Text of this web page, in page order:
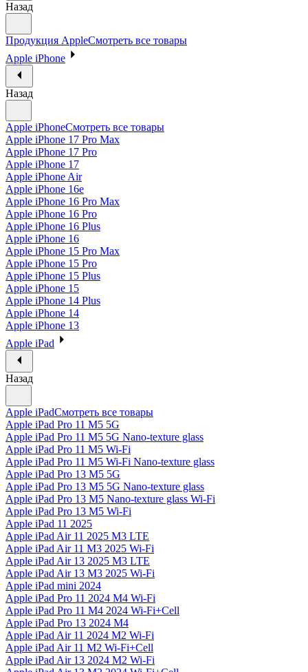
Назад
Продукция AppleСмотреть все товары
Apple iPhone
Назад
Apple iPhoneСмотреть все товары
Apple iPhone 17 Pro Max
Apple iPhone 17 Pro
Apple iPhone 17
Apple iPhone Air
Apple iPhone 16e
Apple iPhone 16 Pro Max
Apple iPhone 16 Pro
Apple iPhone 16 Plus
Apple iPhone 16
Apple iPhone 15 Pro Max
Apple iPhone 15 Pro
Apple iPhone 15 Plus
Apple iPhone 15
Apple iPhone 14 Plus
Apple iPhone 14
Apple iPhone 13
Apple iPad
Назад
Apple iPadСмотреть все товары
Apple iPad Pro 11 M5 5G
Apple iPad Pro 11 M5 5G Nano-texture glass
Apple iPad Pro 11 M5 Wi-Fi
Apple iPad Pro 11 M5 Wi-Fi Nano-texture glass
Apple iPad Pro 13 M5 5G
Apple iPad Pro 13 M5 5G Nano-texture glass
Apple iPad Pro 13 M5 Nano-texture glass Wi-Fi
Apple iPad Pro 13 M5 Wi-Fi
Apple iPad 11 2025
Apple iPad Air 11 2025 M3 LTE
Apple iPad Air 11 M3 2025 Wi-Fi
Apple iPad Air 13 2025 M3 LTE
Apple iPad Air 13 M3 2025 Wi-Fi
Apple iPad mini 2024
Apple iPad Pro 11 2024 M4 Wi-Fi
Apple iPad Pro 11 M4 2024 Wi-Fi+Cell
Apple iPad Pro 13 2024 M4
Apple iPad Air 11 2024 M2 Wi-Fi
Apple iPad Air 11 M2 Wi-Fi+Cell
Apple iPad Air 13 2024 M2 Wi-Fi